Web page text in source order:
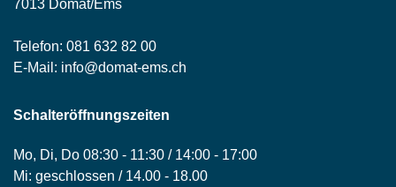
7013 Domat/Ems
Telefon: 081 632 82 00
E-Mail: info@domat-ems.ch
Schalteröffnungszeiten
Mo, Di, Do 08:30 - 11:30 / 14:00 - 17:00
Mi: geschlossen / 14.00 - 18.00